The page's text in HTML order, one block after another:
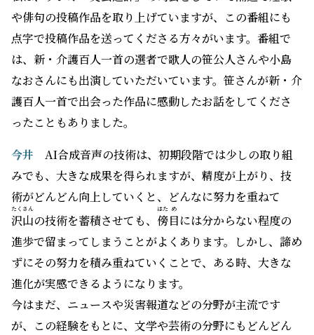
や俳句の投稿作品を取り上げていますが、この番組にも
点字で投稿作品を送ってくださる方々がいます。番組で
は、新・介護百人一首の選者で歌人の笹公人さんや小島
なおさんにも出演していただいています。笹さんが新・介
護百人一首で出会った作品に感動したお話をしてくださ
ったこともありました。
今井 AI合成音声の技術は、初期段階では少しの取り組
みでも、大きな成果を得られますが、精度が上がり、技
術がどんどん向上していくと、どんなに努力を重ねて
沢山
たくさん
の技術を蓄積させても、 傍
はた
目
め
には分からない程度の
進歩で留まってしまうことがよくあります。しかし、諦め
ずにその努力を積み重ねていくことで、ある時、大きな
進化が実感できるようになります。
今はまだ、ニュースや災害報道などの分野が主流です
が、この経験をもとに、文学や芸術の分野にもどんどん